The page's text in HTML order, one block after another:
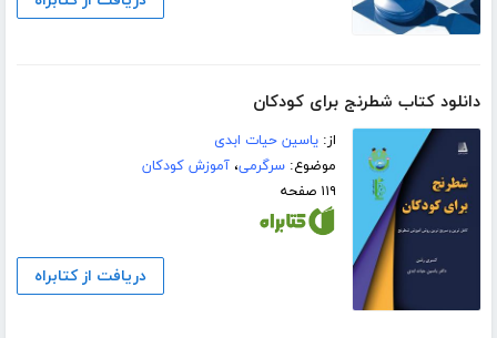
دانلود کتاب شطرنج برای کودکان
از:یاسین حیات ابدی
موضوع:سرگرمی،آموزش کودکان
۱۱۹ صفحه
دریافت از کتابراه